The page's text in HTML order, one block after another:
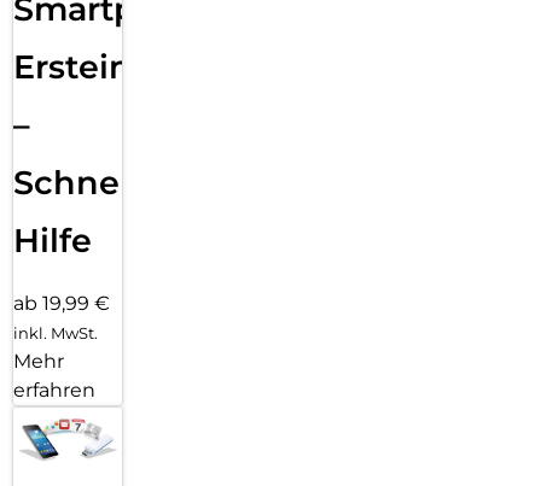
Smartphone
Ersteinrichtung
–
Schnelle
Hilfe
ab 19,99 €
inkl. MwSt.
Mehr
erfahren